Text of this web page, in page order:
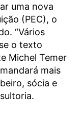
uma nova
(PEC), o
“Vários
o texto
Michel Temer
mais
sócia e